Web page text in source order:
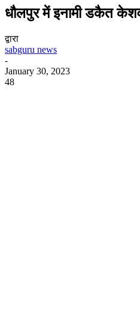
धौलपुर में इनामी डकैत
द्वारा
sabguru news
-
January 30, 2023
48